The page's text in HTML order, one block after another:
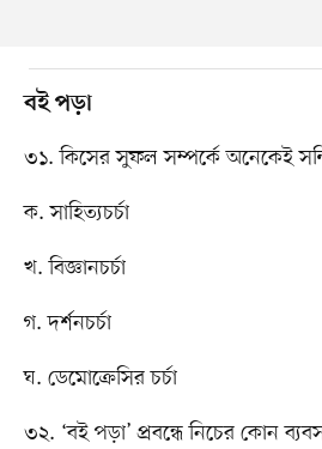
বই পড়া
৩১. কিসের সুফল সম্পর্কে অনেকেই
ক. সাহিত্যচর্চা
খ. বিজ্ঞানচর্চা
গ. দর্শনচর্চা
ঘ. ডেমোক্রেসির চর্চা
৩২. ‘বই পড়া’ প্রবন্ধে নিচের কোন